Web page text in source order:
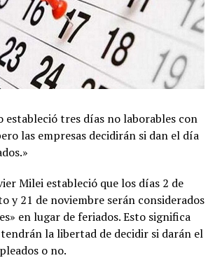
estableció tres días no laborables con
las empresas decidirán si dan el día
Milei estableció que los días 2 de
y 21 de noviembre serán considerados
en lugar de feriados. Esto significa
tendrán la libertad de decidir si darán el
o no.